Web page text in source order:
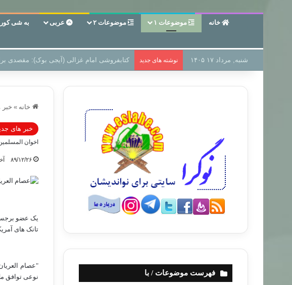
خانه موضوعات ۱ موضوعات ۲ عربی به شی
شنبه, مرداد ۱۷ ۱۴۰۵ نوشته های جدید سر دفتر فساد در زمین‌، دوری وکناره‌گیری از
خانه » خبر
خبر های
اخوان
۸۹/۱۲/۲۶
یک عضو
تانک های
"عصام
نوعی توافق
فهرست موضوعات / با